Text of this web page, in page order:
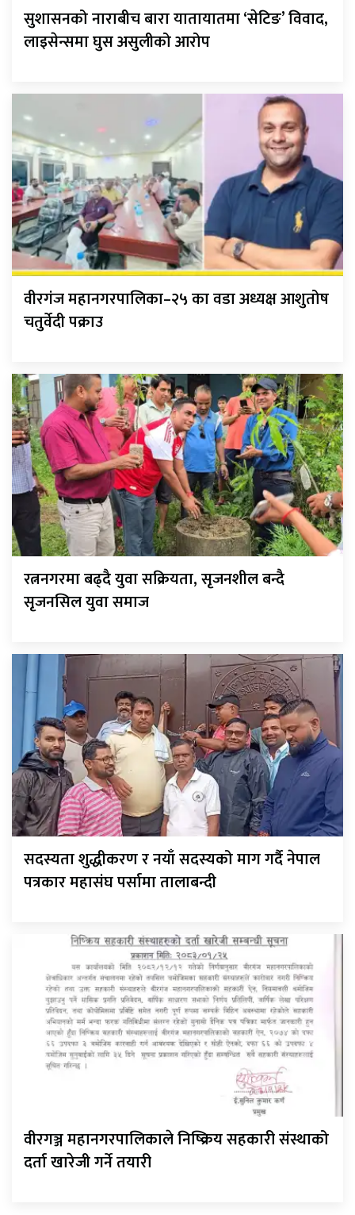
सुशासनको नाराबीच बारा यातायातमा ‘सेटिङ’ विवाद,
लाइसेन्समा घुस असुलीको आरोप
वीरगंज महानगरपालिका–२५ का वडा अध्यक्ष आशुतोष
चतुर्वेदी पक्राउ
रत्ननगरमा बढ्दै युवा सक्रियता, सृजनशील बन्दै
सृजनसिल युवा समाज
सदस्यता शुद्धीकरण र नयाँ सदस्यको माग गर्दै नेपाल
पत्रकार महासंघ पर्सामा तालाबन्दी
वीरगञ्ज महानगरपालिकाले निष्क्रिय सहकारी संस्थाको
दर्ता खारेजी गर्ने तयारी